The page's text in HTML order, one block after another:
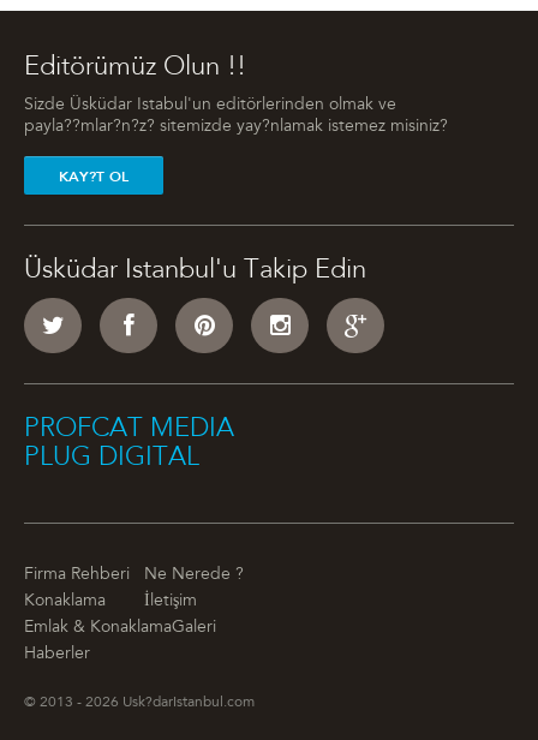
Editörümüz Olun !!
Sizde Üsküdar Istabul'un editörlerinden olmak ve
payla??mlar?n?z? sitemizde yay?nlamak istemez misiniz?
KAY?T OL
Üsküdar Istanbul'u Takip Edin
PROFCAT MEDIA
PLUG DIGITAL
Firma Rehberi
Ne Nerede ?
Konaklama
İletişim
Emlak & KonaklamaGaleri
Haberler
© 2013 - 2026 Usk?darIstanbul.com